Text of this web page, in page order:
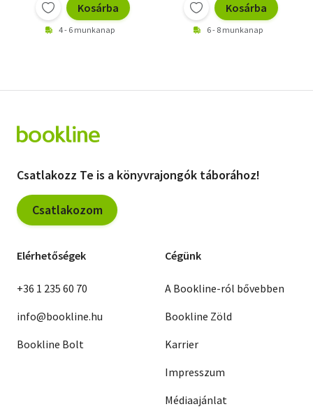
Kosárba
4 - 6 munkanap
Kosárba
6 - 8 munkanap
Csatlakozz Te is a könyvrajongók táborához!
Csatlakozom
Elérhetőségek
+36 1 235 60 70
info@bookline.hu
Bookline Bolt
Cégünk
A Bookline-ról bővebben
Bookline Zöld
Karrier
Impresszum
Médiaajánlat